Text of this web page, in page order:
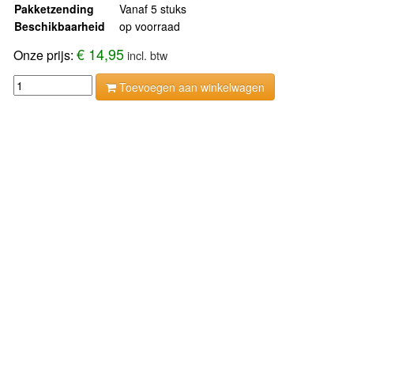
Pakketzending
Vanaf 5 stuks
Beschikbaarheid
op voorraad
Onze prijs:€ 14,95 incl. btw
Toevoegen aan winkelwagen